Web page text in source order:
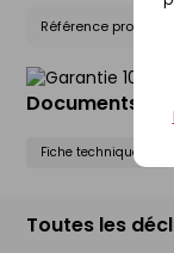
Référence produit
Documents liés
Fiche technique
Toutes les